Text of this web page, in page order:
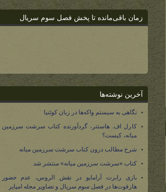
زمان باقی‌مانده تا پخش فصل سوم سریال
آخرین نوشته‌ها
نگاهی به سیستم واکه‌ها در زبان کوئنیا
کارل اف. هاستتر، گردآورنده کتاب سرشت سرزمین
میانه، کیست؟
شرح مطالب درون کتاب سرشت سرزمین میانه
کتاب «سرشت سرزمین میانه» منتشر شد
بازی رابرت آرامایو در نقش الروس، عدم حضور
هارفوت‌ها در فصل سوم سریال و تصاویر مجله امپایر